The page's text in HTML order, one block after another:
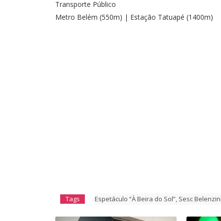
Transporte Público
Metro Belém (550m) | Estação Tatuapé (1400m)
Tags Espetáculo “À Beira do Sol”, Sesc